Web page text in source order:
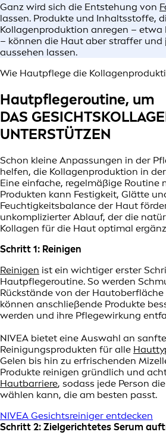
Ganz wird sich die Entstehung von
lassen. Produkte und Inhaltsstoffe,
Kollagenproduktion anregen – etwa
– können die Haut aber straffer und
aussehen lassen.
Wie Hautpflege die
Hautpflegeroutine, um
DAS
UNTERSTÜTZEN
Schon kleine Anpassungen in der
helfen, die Kollagenproduktion in
Eine einfache, regelmäßige Routine
Produkten kann Festigkeit, Glätte
Feuchtigkeitsbalance der Haut
unkomplizierter Ablauf, der die
Kollagen für die Haut optimal
Schritt 1: Reinigen
Reinigen ist ein wichtiger erster
Hautpflegeroutine. So werden
Rückstände von der
können anschließende Produkte
werden und ihre Pflegewirkung
NIVEA bietet eine Auswahl an
Reinigungsprodukten für alle
Gelen bis hin zu erfrischenden
Produkte reinigen gründlich und
Hautbarriere, sodass jede Person
wählen kann, die am besten passt.
NIVEA Gesichtsreiniger entdecken
Schritt 2: Zielgerichtetes Serum